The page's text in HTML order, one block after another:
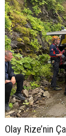
Olay Rize’nin